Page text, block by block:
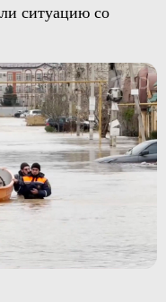
ситуацию со